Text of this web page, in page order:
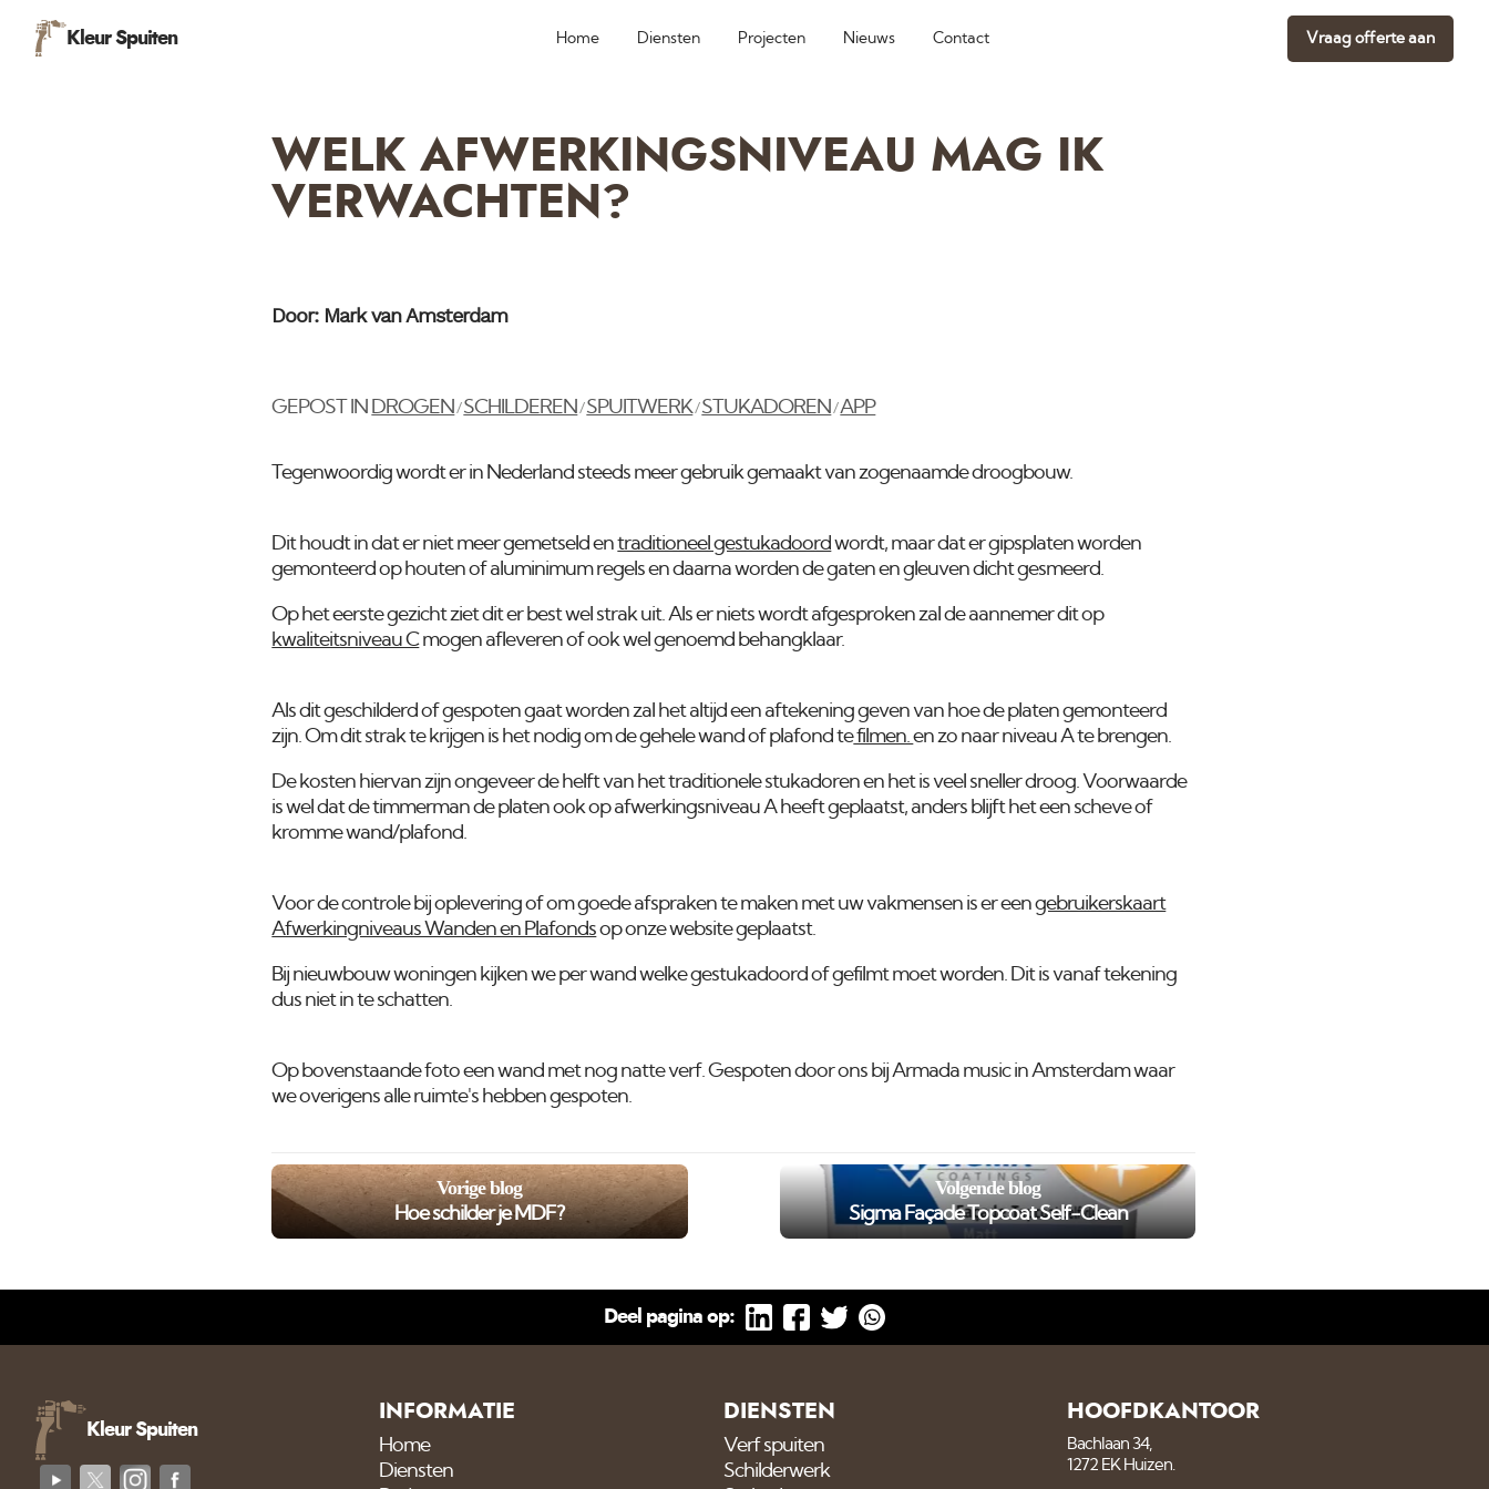
Kleur Spuiten Home Diensten Projecten Nieuws Contact Vraag offerte aan
WELK AFWERKINGSNIVEAU MAG IK
VERWACHTEN?
Door: Mark van Amsterdam
GEPOST IN DROGEN /SCHILDEREN /SPUITWERK/STUKADOREN /APP
Tegenwoordig wordt er in Nederland steeds meer gebruik gemaakt van zogenaamde droogbouw.
Dit houdt in dat er niet meer gemetseld entraditioneel gestukadoord wordt, maar dat er gipsplaten worden
gemonteerd op houten of aluminimum regels en daarna worden de gaten en gleuven dicht gesmeerd.
Op het eerste gezicht ziet dit er best wel strak uit. Als er niets wordt afgesproken zal de aannemer dit op
kwaliteitsniveau Cmogen afleveren of ook wel genoemd behangklaar.
Als dit geschilderd of gespoten gaat worden zal het altijd een aftekening geven van hoe de platen gemonteerd
zijn. Om dit strak te krijgen is het nodig om de gehele wand of plafond tefilmen.en zo naar niveau A te brengen.
De kosten hiervan zijn ongeveer de helft van het traditionele stukadoren en het is veel sneller droog. Voorwaarde
is wel dat de timmerman de platen ook op afwerkingsniveau A heeft geplaatst, anders blijft het een scheve of
kromme wand/plafond.
Voor de controle bij oplevering of om goede afspraken te maken met uw vakmensen is er eengebruikerskaart
Afwerkingniveaus Wanden en Plafondsop onze website geplaatst.
Bij nieuwbouw woningen kijken we per wand welke gestukadoord of gefilmt moet worden. Dit is vanaf tekening
dus niet in te schatten.
Op bovenstaande foto een wand met nog natte verf. Gespoten door ons bij Armada music in Amsterdam waar
we overigens alle ruimte's hebben gespoten.
Vorige blog
Hoe schilder je MDF?
Volgende blog
Sigma Façade Topcoat Self-Clean
Deel pagina op:
Kleur Spuiten
INFORMATIE
Home
Diensten
DIENSTEN
Verf spuiten
Schilderwerk
HOOFDKANTOOR
Bachlaan 34,
1272 EK Huizen.